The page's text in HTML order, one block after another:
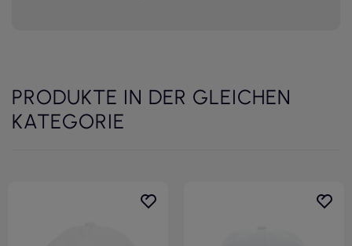
PRODUKTE IN DER GLEICHEN
KATEGORIE